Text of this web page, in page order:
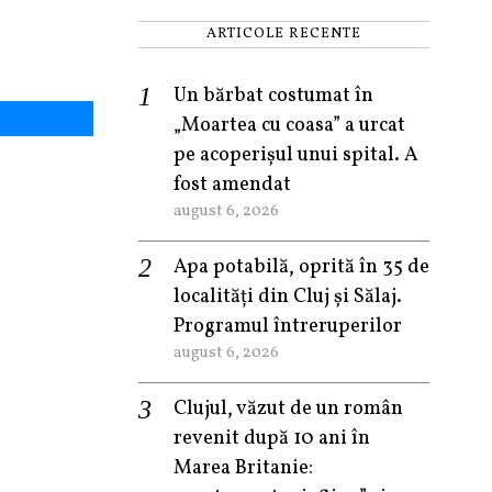
ARTICOLE RECENTE
Un bărbat costumat în
„Moartea cu coasa” a urcat
pe acoperișul unui spital. A
fost amendat
august 6, 2026
Apa potabilă, oprită în 35 de
localități din Cluj și Sălaj.
Programul întreruperilor
august 6, 2026
Clujul, văzut de un român
revenit după 10 ani în
Marea Britanie: